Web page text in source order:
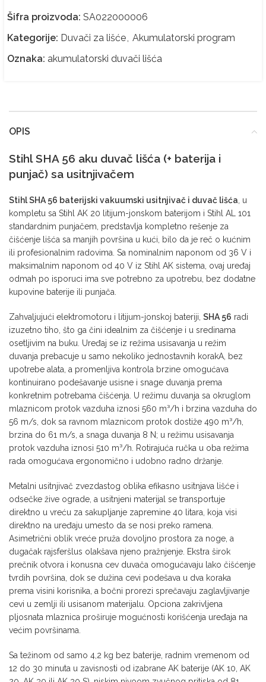
Šifra proizvoda: SA022000006
Kategorije: Duvači za lišće, Akumulatorski program
Oznaka: akumulatorski duvači lišća
OPIS
Stihl SHA 56 aku duvač lišća (+ baterija i
punjač) sa usitnjivačem
Stihl SHA 56 baterijski vakuumski usitnjivač i duvač lišća , u
kompletu sa Stihl AK 20 litijum-jonskom baterijom i Stihl AL 101
standardnim punjačem, predstavlja kompletno rešenje za
čišćenje lišća sa manjih površina u kući, bilo da je reč o kućnim
ili profesionalnim radovima. Sa nominalnim naponom od 36 V i
maksimalnim naponom od 40 V iz Stihl AK sistema, ovaj uređaj
odmah po isporuci ima sve potrebno za upotrebu, bez dodatne
kupovine baterije ili punjača.
Zahvaljujući elektromotoru i litijum-jonskoj bateriji, SHA 56 radi
izuzetno tiho, što ga čini idealnim za čišćenje i u sredinama
osetljivim na buku. Uređaj se iz režima usisavanja u režim
duvanja prebacuje u samo nekoliko jednostavnih korakA, bez
upotrebe alata, a promenljiva kontrola brzine omogućava
kontinuirano podešavanje usisne i snage duvanja prema
konkretnim potrebama čišćenja. U režimu duvanja sa okruglom
mlaznicom protok vazduha iznosi 560 m³/h i brzina vazduha do
56 m/s, dok sa ravnom mlaznicom protok dostiže 490 m³/h,
brzina do 61 m/s, a snaga duvanja 8 N; u režimu usisavanja
protok vazduha iznosi 510 m³/h. Rotirajuća ručka u oba režima
rada omogućava ergonomično i udobno radno držanje.
Metalni usitnjivač zvezdastog oblika efikasno usitnjava lišće i
odsečke žive ograde, a usitnjeni materijal se transportuje
direktno u vreću za sakupljanje zapremine 40 litara, koja visi
direktno na uređaju umesto da se nosi preko ramena.
Asimetrični oblik vreće pruža dovoljno prostora za noge, a
dugačak rajsferšlus olakšava njeno pražnjenje. Ekstra širok
prečnik otvora i konusna cev duvača omogućavaju lako čišćenje
tvrdih površina, dok se dužina cevi podešava u dva koraka
prema visini korisnika, a bočni prorezi sprečavaju zaglavljivanje
cevi u zemlji ili usisanom materijalu. Opciona zakrivljena
pljosnata mlaznica proširuje mogućnosti korišćenja uređaja na
većim površinama.
Sa težinom od samo 4,2 kg bez baterije, radnim vremenom od
12 do 30 minuta u zavisnosti od izabrane AK baterije (AK 10, AK